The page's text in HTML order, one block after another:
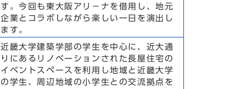
す。今回も東大阪アリ－ナを借用し、地元
企業とコラボしながら楽しい一日を演出し
ます。
近畿大学建築学部の学生を中心に、近大通
りにあるリノベーションされた長屋住宅の
イベントスペースを利用し地域と近畿大学
の学生、周辺地域の小学生との交流拠点を